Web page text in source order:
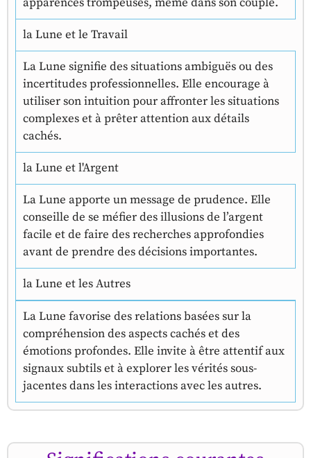
apparences trompeuses, même dans son couple.
la Lune et le Travail
La Lune signifie des situations ambiguës ou des
incertitudes professionnelles. Elle encourage à
utiliser son intuition pour affronter les situations
complexes et à prêter attention aux détails
cachés.
la Lune et l'Argent
La Lune apporte un message de prudence. Elle
conseille de se méfier des illusions de l’argent
facile et de faire des recherches approfondies
avant de prendre des décisions importantes.
la Lune et les Autres
La Lune favorise des relations basées sur la
compréhension des aspects cachés et des
émotions profondes. Elle invite à être attentif aux
signaux subtils et à explorer les vérités sous-
jacentes dans les interactions avec les autres.